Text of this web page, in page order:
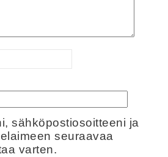
sähköpostiosoitteeni ja
seuraavaa
varten.